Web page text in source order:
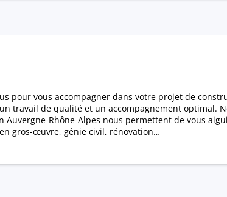
pour vous accompagner dans votre projet de
travail de qualité et un accompagnement optimal.
Auvergne-Rhône-Alpes nous permettent de vous
gros-œuvre, génie civil, rénovation…